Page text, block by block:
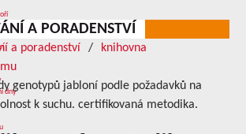
dny
A PORADENSTVÍ
a poradenství
knihovna
genotypů jabloní podle požadavků na
k suchu. certifikovaná metodika.